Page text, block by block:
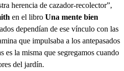
herencia de cazador-recolector”,
en el libro Una mente bien
dependían de ese vínculo con las
que impulsaba a los antepasados
es la misma que segregamos cuando
del jardín.